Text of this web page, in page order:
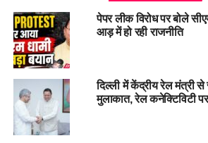
मुख्यमंत्री धामी ने चकराता स्थित राजकीय
(ITI) का नाम वीर शहीद केसरी चंद जी के नाम पर
उन्होंने कहा कि प्रदेश के विभिन्न क्षेत्रों में
धरोहरों के संवाहक भी हैं। सरकार ऐसे आयोजनों
लिए प्रतिबद्ध है।
पेपर लीक विरोध पर बोले
आड़ में हो रही राजनीति
दिल्ली में केंद्रीय रेल मंत्री से
मुलाकात, रेल कनेक्टिविटी पर